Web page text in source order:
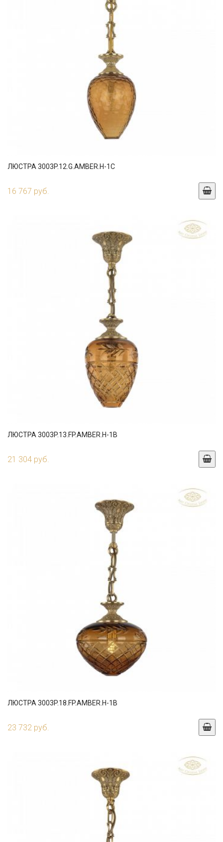
ЛЮСТРА 3003P.12.G.AMBER.H-1C
16 767 руб.
ЛЮСТРА 3003P.13.FP.AMBER.H-1B
21 304 руб.
ЛЮСТРА 3003P.18.FP.AMBER.H-1B
23 732 руб.